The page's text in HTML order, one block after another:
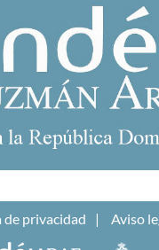
de privacidad Aviso